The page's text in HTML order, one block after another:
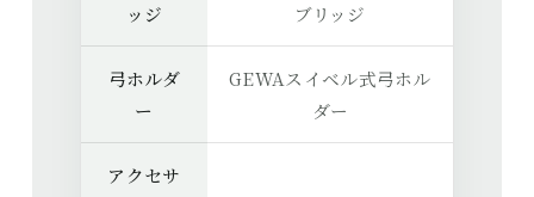
ッジ
ブリッジ
弓ホルダ
ー
GEWAスイベル式弓ホル
ダー
アクセサ